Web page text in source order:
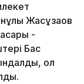
Жасұзақов
-
Бас
ол